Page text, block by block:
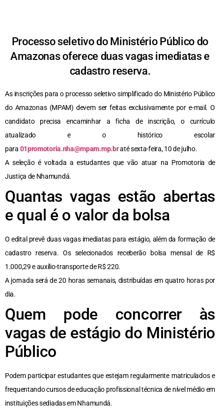
Processo seletivo do Ministério Público do
Amazonas oferece duas vagas imediatas e
cadastro reserva.
As inscrições para o processo seletivo simplificado do Ministério Público
do Amazonas (MPAM) devem ser feitas exclusivamente por e-mail. O
candidato precisa encaminhar a ficha de inscrição, o currículo
atualizado e o histórico escolar
para 01promotoria.nha@mpam.mp.braté sexta-feira, 10 de julho.
A seleção é voltada a estudantes que vão atuar na Promotoria de
Justiça de Nhamundá.
Quantas vagas estão abertas
e qual é o valor da bolsa
O edital prevê duas vagas imediatas para estágio, além da formação de
cadastro reserva. Os selecionados receberão bolsa mensal de R$
1.000,29 e auxílio-transporte de R$ 220.
A jornada será de 20 horas semanais, distribuídas em quatro horas por
dia.
Quem pode concorrer às
vagas de estágio do Ministério
Público
Podem participar estudantes que estejam regularmente matriculados e
frequentando cursos de educação profissional técnica de nível médio em
instituições sediadas em Nhamundá.